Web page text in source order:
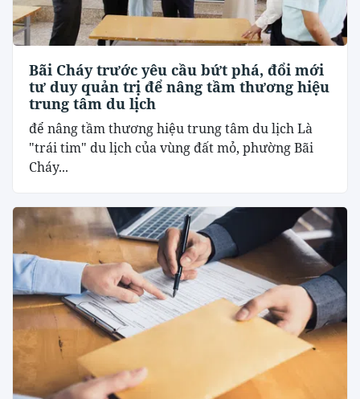
Bãi Cháy trước yêu cầu bứt phá, đổi mới
tư duy quản trị để nâng tầm thương hiệu
trung tâm du lịch
để nâng tầm thương hiệu trung tâm du lịch Là
"trái tim" du lịch của vùng đất mỏ, phường Bãi
Cháy...